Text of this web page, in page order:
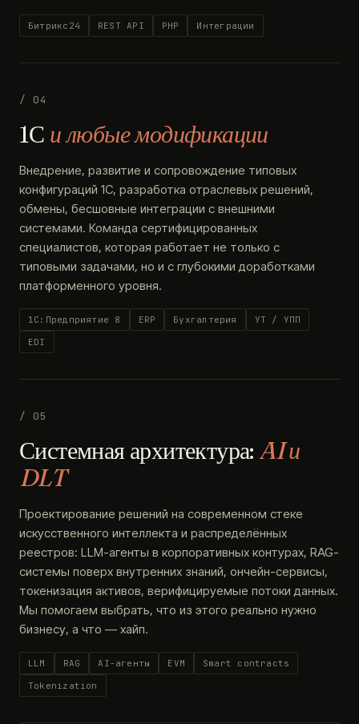
Битрикс24 REST API PHP Интеграции
/ 04
1С и любые модификации
Внедрение, развитие и сопровождение типовых
конфигураций 1С, разработка отраслевых решений,
обмены, бесшовные интеграции с внешними
системами. Команда сертифицированных
специалистов, которая работает не только с
типовыми задачами, но и с глубокими доработками
платформенного уровня.
1С:Предприятие 8 ERP Бухгалтерия
УТ / УПП
EDI
/ 05
Системная архитектура:AI и
DLT
Проектирование решений на современном стеке
искусственного интеллекта и распределённых
реестров: LLM-агенты в корпоративных контурах, RAG-
системы поверх внутренних знаний, ончейн-сервисы,
токенизация активов, верифицируемые потоки данных.
Мы помогаем выбрать, что из этого реально нужно
бизнесу, а что — хайп.
LLM RAG AI-агенты EVM
Smart contracts
Tokenization